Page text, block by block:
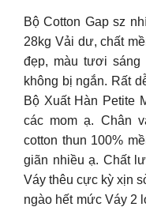
Bộ Cotton Gap sz
28kg Vải dư, chất
đẹp, màu tươi sáng
không bị ngắn. Rất
Bộ Xuất Hàn Petite
các mom ạ. Chân
cotton thun 100%
giãn nhiều ạ. Chất
Váy thêu cực kỳ xịn
ngào hết mức Váy 2